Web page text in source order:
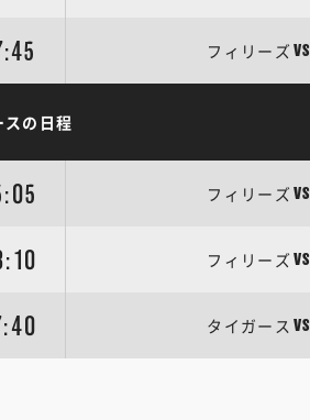
フィリーズ VS
の日程
フィリーズ VS
フィリーズ VS
タイガース VS